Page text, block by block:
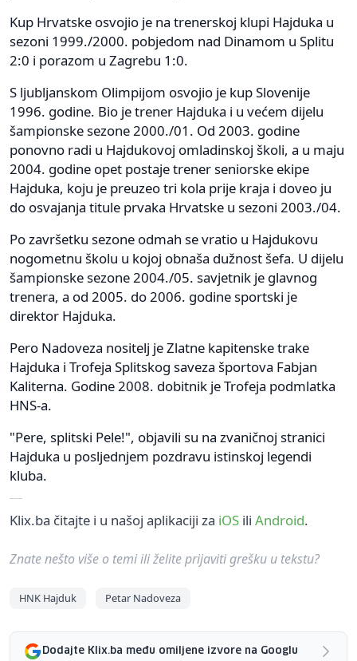
Kup Hrvatske osvojio je na trenerskoj klupi Hajduka u
sezoni 1999./2000. pobjedom nad Dinamom u Splitu
2:0 i porazom u Zagrebu 1:0.
S ljubljanskom Olimpijom osvojio je kup Slovenije
1996. godine. Bio je trener Hajduka i u većem dijelu
šampionske sezone 2000./01. Od 2003. godine
ponovno radi u Hajdukovoj omladinskoj školi, a u maju
2004. godine opet postaje trener seniorske ekipe
Hajduka, koju je preuzeo tri kola prije kraja i doveo ju
do osvajanja titule prvaka Hrvatske u sezoni 2003./04.
Po završetku sezone odmah se vratio u Hajdukovu
nogometnu školu u kojoj obnaša dužnost šefa. U dijelu
šampionske sezone 2004./05. savjetnik je glavnog
trenera, a od 2005. do 2006. godine sportski je
direktor Hajduka.
Pero Nadoveza nositelj je Zlatne kapitenske trake
Hajduka i Trofeja Splitskog saveza športova Fabjan
Kaliterna. Godine 2008. dobitnik je Trofeja podmlatka
HNS-a.
"Pere, splitski Pele!", objavili su na zvaničnoj stranici
Hajduka u posljednjem pozdravu istinskoj legendi
kluba.
Klix.ba čitajte i u našoj aplikaciji za iOS ili Android.
Znate nešto više o temi ili želite prijaviti grešku u tekstu?
HNK Hajduk Petar Nadoveza
Dodajte Klix.ba među omiljene izvore na Googlu